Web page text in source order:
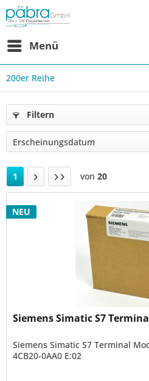
Menü
200er Reihe
Filtern
1 von 20
NEU
Siemens Simatic S7
Siemens Simatic S7 Terminal
4CB20-0AA0 E:02